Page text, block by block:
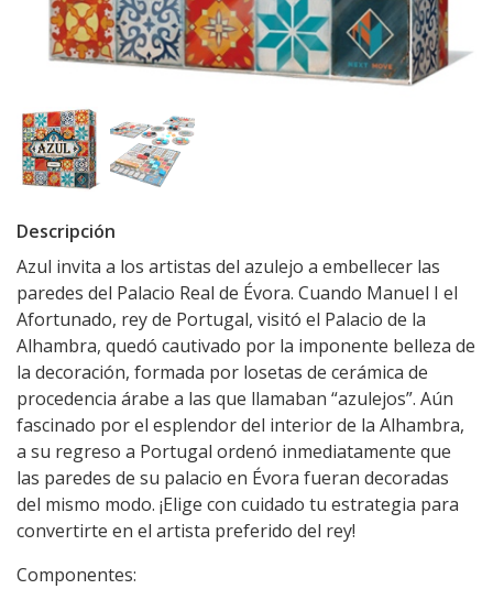
Descripción
Azul invita a los artistas del azulejo a embellecer las
paredes del Palacio Real de Évora. Cuando Manuel I el
Afortunado, rey de Portugal, visitó el Palacio de la
Alhambra, quedó cautivado por la imponente belleza de
la decoración, formada por losetas de cerámica de
procedencia árabe a las que llamaban “azulejos”. Aún
fascinado por el esplendor del interior de la Alhambra,
a su regreso a Portugal ordenó inmediatamente que
las paredes de su palacio en Évora fueran decoradas
del mismo modo. ¡Elige con cuidado tu estrategia para
convertirte en el artista preferido del rey!
Componentes: